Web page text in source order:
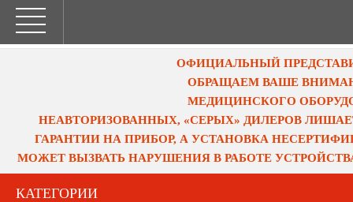
ОФИЦИАЛЬНЫЙ
ОБРАЩАЕМ ВАШЕ
МЕДИЦИНСКОГО
НЕАВТОРИЗОВАННЫХ, «СЕРЫХ» ДИЛЕРОВ
ГАРАНТИИ НА ПРИБОР, А УСТАНОВКА
МОЖЕТ ВЫЗВАТЬ НАРУШЕНИЯ В РАБОТЕ
КАТЕГОРИИ